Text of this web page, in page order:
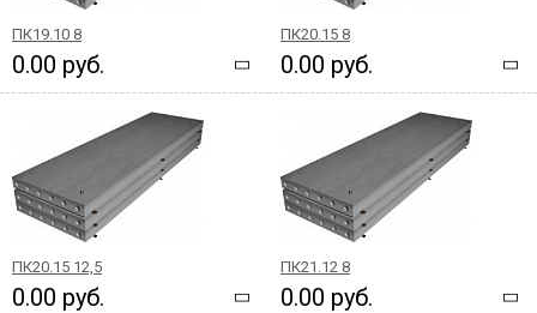
ПК19.10 8
0.00 руб.
ПК20.15 8
0.00 руб.
ПК20.15 12,5
0.00 руб.
ПК21.12 8
0.00 руб.